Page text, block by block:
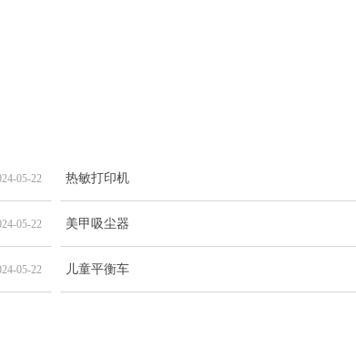
05-22 热敏打印机
05-22 美甲吸尘器
05-22 儿童平衡车